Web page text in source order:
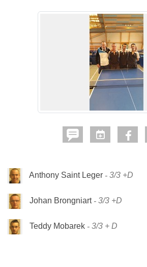
Anthony Saint Leger 3/3 +D
Johan Brongniart 3/3 +D
Teddy Mobarek 3/3 + D